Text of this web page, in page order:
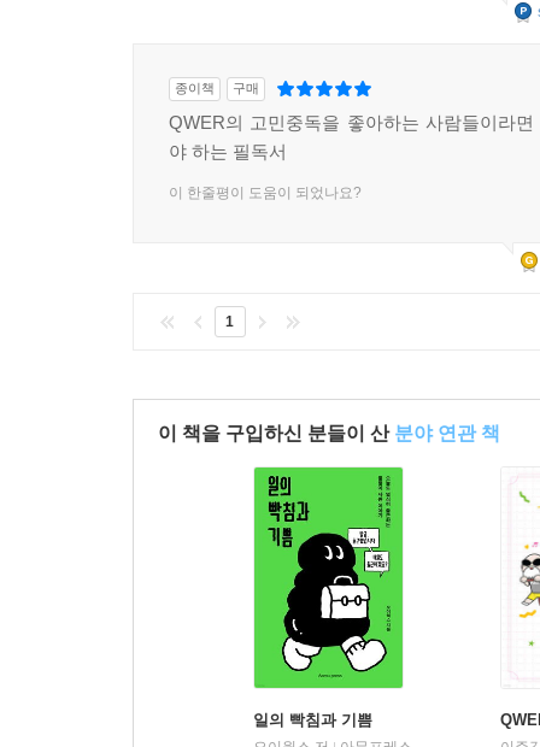
종이책 구매
QWER의 고민중독을 좋아하는 사람들이라
야 하는 필독서
이 한줄평이 도움이 되었나요?
1
이 책을 구입하신 분들이 산 분야 연관 책
일의 빡침과 기쁨